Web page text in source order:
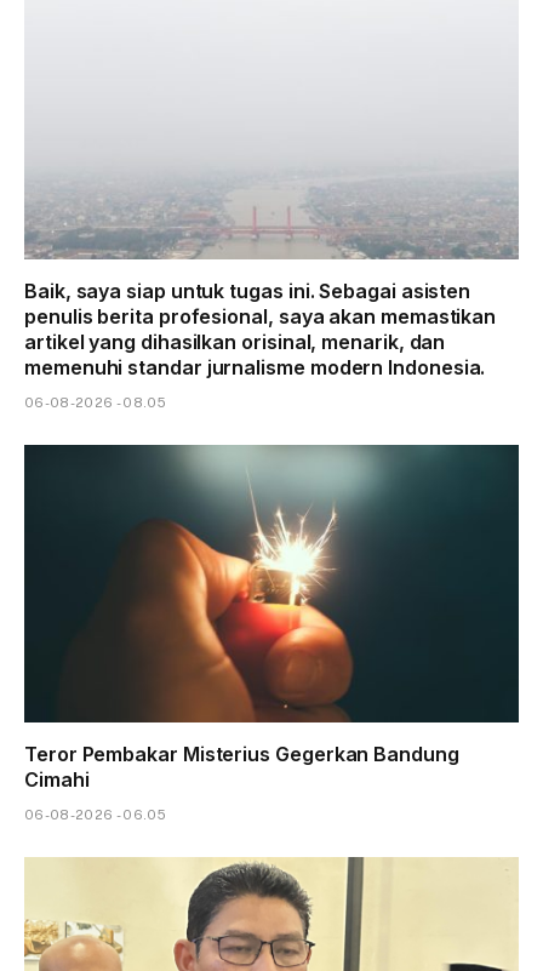
Baik, saya siap untuk tugas ini. Sebagai asisten
penulis berita profesional, saya akan memastikan
artikel yang dihasilkan orisinal, menarik, dan
memenuhi standar jurnalisme modern Indonesia.
06-08-2026 - 08.05
Teror Pembakar Misterius Gegerkan Bandung
Cimahi
06-08-2026 - 06.05